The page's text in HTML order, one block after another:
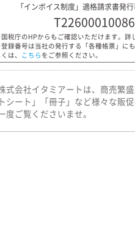
「インボイス制度」適格請求書発
税庁のHPからもご確認いただけます。詳
録番号は当社の発行する「各種帳票」に
は、
こちら をご参照ください。
会社イタミアートは、商売繁
ート」「冊子」など様々な販
ご覧くださいませ。